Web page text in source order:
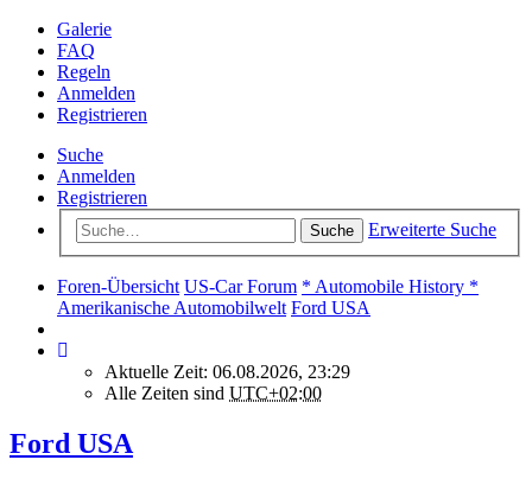
Galerie
FAQ
Regeln
Anmelden
Registrieren
Suche
Anmelden
Registrieren
Suche Erweiterte Suche
Foren-Übersicht US-Car Forum * Automobile History *
Amerikanische Automobilwelt Ford USA
Aktuelle Zeit: 06.08.2026, 23:29
Alle Zeiten sind UTC+02:00
Ford USA